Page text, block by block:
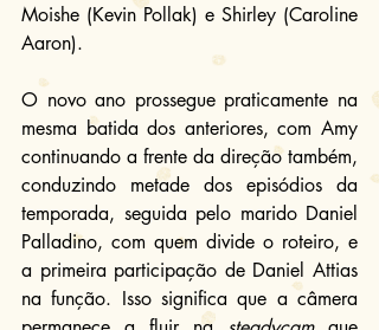
Moishe (Kevin Pollak) e Shirley (Caroline
Aaron).
O novo ano prossegue praticamente na
mesma batida dos anteriores, com Amy
continuando a frente da direção também,
conduzindo metade dos episódios da
temporada, seguida pelo marido Daniel
Palladino, com quem divide o roteiro, e
a primeira participação de Daniel Attias
na função. Isso significa que a câmera